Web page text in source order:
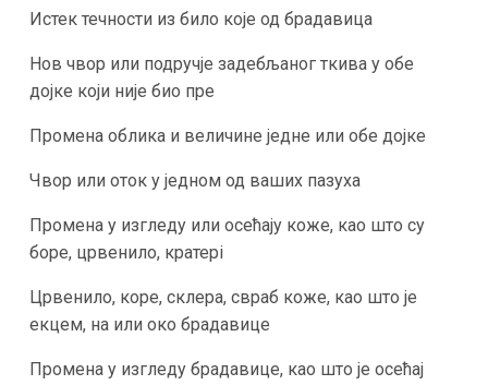
Истек течности из било које од брадавица
Нов чвор или подручје задебљаног ткива у обе
дојке који није био пре
Промена облика и величине једне или обе дојке
Чвор или оток у једном од ваших пазуха
Промена у изгледу или осећају коже, као што су
боре, црвенило, кратері
Црвенило, коре, склера, свраб коже, као што је
екцем, на или око брадавице
Промена у изгледу брадавице, као што је осећај